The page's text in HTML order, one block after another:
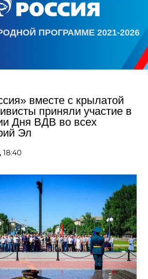
ПРОГРАММЕ 2021-2026
вместе с крылатой
приняли участие в
Дня ВДВ во всех
Эл
18:40